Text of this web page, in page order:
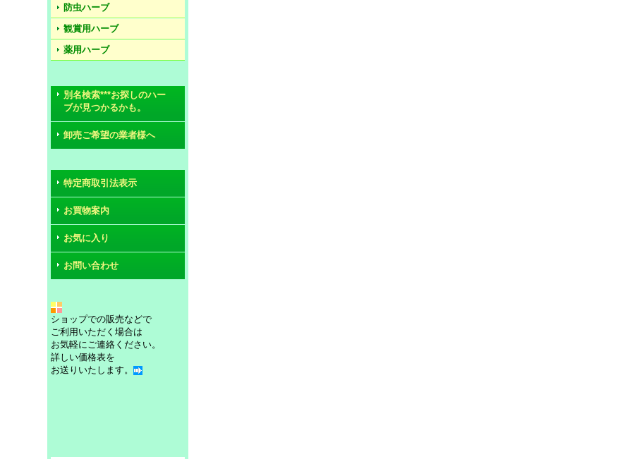
防虫ハーブ
観賞用ハーブ
薬用ハーブ
別名検索***お探しのハー
ブが見つかるかも。
卸売ご希望の業者様へ
特定商取引法表示
お買物案内
お気に入り
お問い合わせ
ショップでの販売などで
ご利用いただく場合は
お気軽にご連絡ください。
詳しい価格表を
お送りいたします。